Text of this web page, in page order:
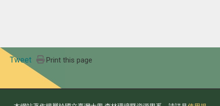
Tweet Print this page